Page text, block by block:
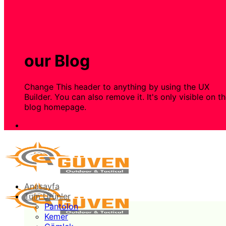
our Blog
Change This header to anything by using the UX
Builder. You can also remove it. It's only visible on
blog homepage.
Anasayfa
Tüm Ürünler
Pantolon
Kemer